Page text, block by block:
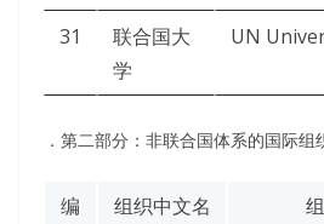
31
联合国大
学
UN
．第二部分：非联合国体系的国际组
编
组织中文名